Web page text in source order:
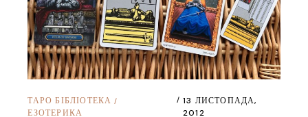
ТАРО БІБЛІОТЕКА /
ЕЗОТЕРИКА
13 ЛИСТОПАДА,
2012